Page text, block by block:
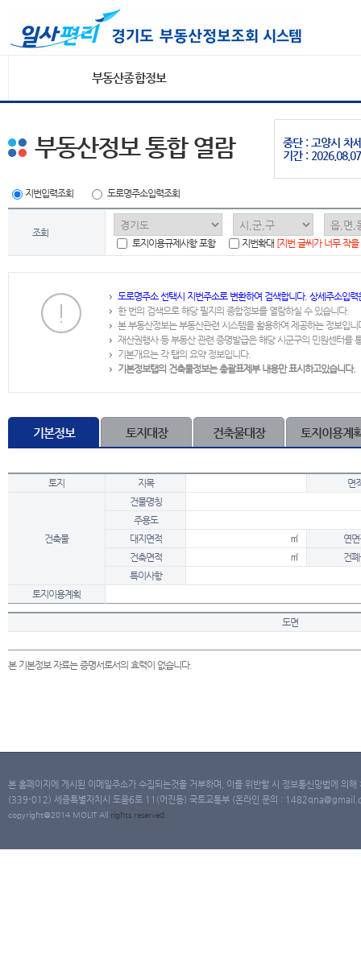
부동산종합정보
중단 : 고양시 차
기간 :
부동산정보 통합 열람
지번입력조회 도로명주소입력조회
조회
토지이용규제사항 포함
지번확대 [지번 글씨가 너무 작
도로명주소 선택시 지번주소로 변환하여 검색합니다. 상세주소입
한 번의 검색으로 해당 필지의 종합정보를 열람하실 수 있습니다.
본 부동산정보는 부동산관련 시스템을 활용하여 제공하는 정보입니
재산권행사 등 부동산 관련 증명발급은 해당 시군구의 민원센터를
기본개요는 각 탭의 요약 정보입니다.
기본정보탭의 건축물정보는 총괄표제부 내용만 표시하고있습니다.
기본정보 토지대장 건축물대장 토지이용계
토지 지목 면
건축물
건물명칭
주용도
대지면적
㎡
연
건축면적
㎡
건
특이사항
토지이용계획
도면
본 기본정보 자료는 증명서로서의 효력이 없습니다.
본 홈페이지에 게시된 이메일주소가 수집되는것을 거부하며, 이를 위반할 시 정보통신망법에 의
(339-012) 세종특별자치시 도움6로 11(어진동) 국토교통부 (온라인 문의 :
copyright@2014 MOLIT All rights reserved.